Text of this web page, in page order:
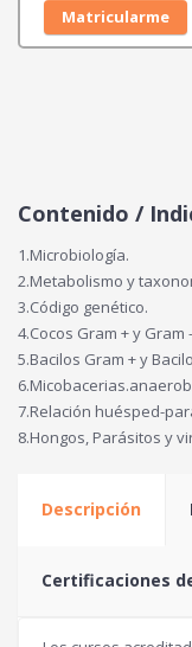
Matricularme
Contenido /
1.Microbiología.
2.Metabolismo y
3.Código genético.
4.Cocos Gram + y Gram
5.Bacilos Gram + y
7.Relación huésped-
8.Hongos, Parásitos y
Descripción
Certificaciones